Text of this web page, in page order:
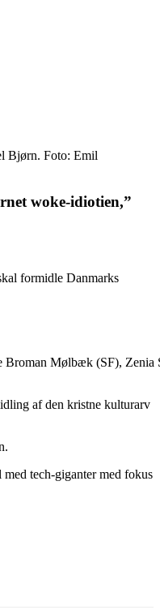
Bjørn. Foto: Emil
woke-idiotien,”
formidle Danmarks
Broman Mølbæk (SF),
af den kristne kulturarv
tech-giganter med fokus